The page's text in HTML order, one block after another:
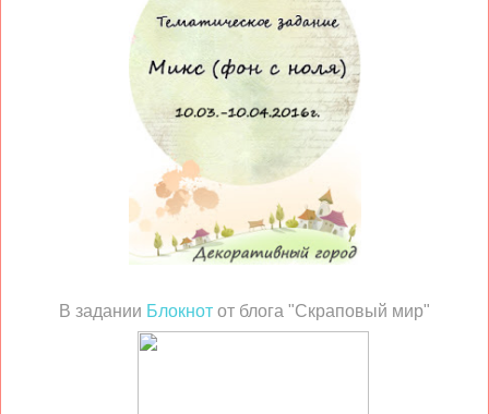
В задании Блокнот от блога "Скраповый мир"